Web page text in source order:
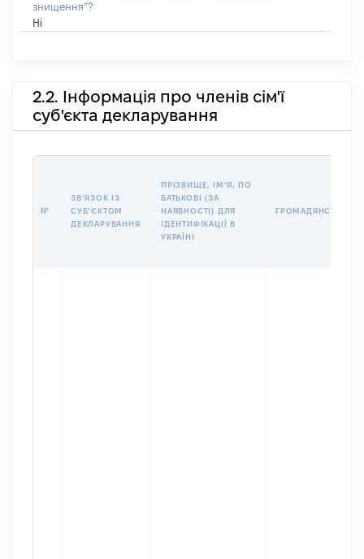
знищення”?
Ні
2.2. Інформація про членів сім'ї
суб'єкта декларування
№
ЗВʼЯЗОК ІЗ
СУБʼЄКТОМ
ДЕКЛАРУВАННЯ
ПРІЗВИЩЕ, ІМʼЯ, ПО
БАТЬКОВІ (ЗА
НАЯВНОСТІ) ДЛЯ
ІДЕНТИФІКАЦІЇ В
УКРАЇНІ
ГРОМАДЯНСТВО